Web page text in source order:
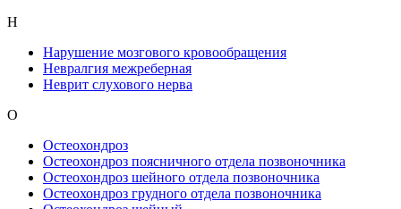
Н
Нарушение мозгового кровообращения
Невралгия межреберная
Неврит слухового нерва
О
Остеохондроз
Остеохондроз поясничного отдела позвоночника
Остеохондроз шейного отдела позвоночника
Остеохондроз грудного отдела позвоночника